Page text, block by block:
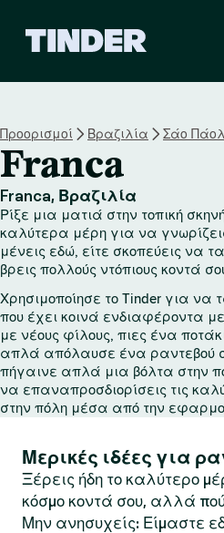
ή
ί
δ
α
T
n
d
e
r
Προορισμοί Βραζιλία Σάο
Franca
Franca, Βραζιλία
Ρίξε μια ματιά στην τοπική
καλύτερα μέρη για να
μένεις εδώ, είτε σκοπεύεις να
βρεις πολλούς ντόπιους κοντά
Χρησιμοποίησε το Tinder για να
που έχει κοινά ενδιαφέροντα
με νέους φίλους, πιες ένα
απλά απόλαυσε ένα ραντεβού
πήγαινε απλά μια βόλτα στην
να επαναπροσδιορίσεις τις
στην πόλη μέσα από την
Μερικές ιδέες για
Ξέρεις ήδη το καλύτερο
κόσμο κοντά σου, αλλά
Μην ανησυχείς: Είμαστε